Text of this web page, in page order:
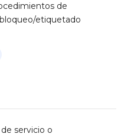
de
etiquetado
servicio o